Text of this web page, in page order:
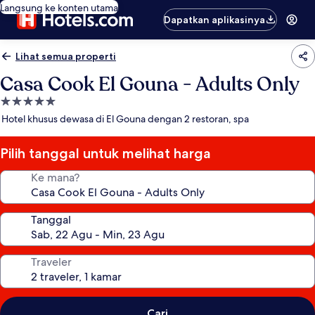
Langsung ke konten utama
Dapatkan aplikasinya
Lihat semua properti
Casa Cook El Gouna - Adults Only
Properti
bintang
Hotel khusus dewasa di El Gouna dengan 2 restoran, spa
Pilih tanggal untuk melihat harga
Ke mana?
Tanggal
Traveler